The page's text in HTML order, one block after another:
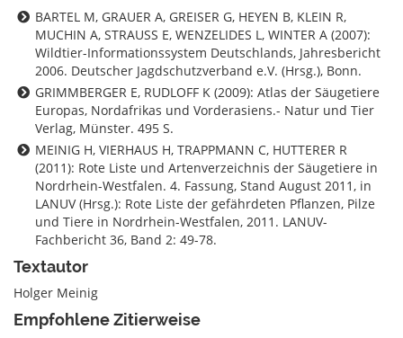
BARTEL M, GRAUER A, GREISER G, HEYEN B, KLEIN R,
MUCHIN A, STRAUSS E, WENZELIDES L, WINTER A (2007):
Wildtier-Informationssystem Deutschlands, Jahresbericht
2006. Deutscher Jagdschutzverband e.V. (Hrsg.), Bonn.
GRIMMBERGER E, RUDLOFF K (2009): Atlas der Säugetiere
Europas, Nordafrikas und Vorderasiens.- Natur und Tier
Verlag, Münster. 495 S.
MEINIG H, VIERHAUS H, TRAPPMANN C, HUTTERER R
(2011): Rote Liste und Artenverzeichnis der Säugetiere in
Nordrhein-Westfalen. 4. Fassung, Stand August 2011, in
LANUV (Hrsg.): Rote Liste der gefährdeten Pflanzen, Pilze
und Tiere in Nordrhein-Westfalen, 2011. LANUV-
Fachbericht 36, Band 2: 49-78.
Textautor
Holger Meinig
Empfohlene Zitierweise